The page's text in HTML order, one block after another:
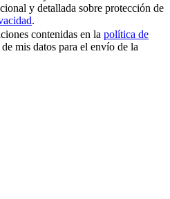
y detallada sobre protección de
.
contenidas en la política de
mis datos para el envío de la